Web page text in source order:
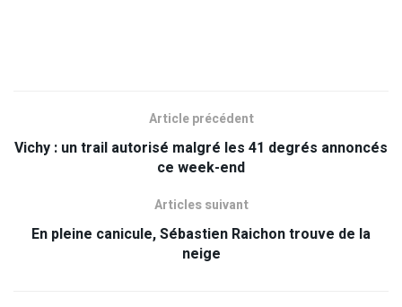
Article précédent
Vichy : un trail autorisé malgré les 41 degrés annoncés
ce week-end
Articles suivant
En pleine canicule, Sébastien Raichon trouve de la
neige